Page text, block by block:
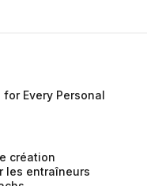
Every Personal
création
les entraîneurs